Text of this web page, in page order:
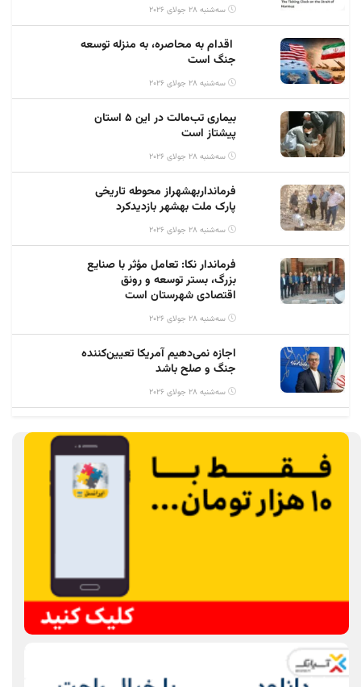
سه‌شنبه 28 جولای 2026
اقدام به محاصره، به منزله توسعه
جنگ است
سه‌شنبه 28 جولای 2026
بیماری تب‌مالت در این ۵ استان
پیشتاز است
سه‌شنبه 28 جولای 2026
فرمانداربهشهراز محوطه تاریخی
پارک ملت بهشهر بازدیدکرد
سه‌شنبه 28 جولای 2026
فرماندار نکا: تعامل مؤثر با صنایع
بزرگ، بستر توسعه و رونق
اقتصادی شهرستان است
سه‌شنبه 28 جولای 2026
اجازه نمی‌دهیم آمریکا تعیین‌کننده
جنگ و صلح باشد
سه‌شنبه 28 جولای 2026